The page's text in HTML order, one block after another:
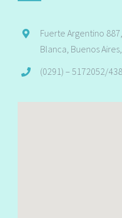
Fuerte Argentino
Blanca, Buenos
(0291) – 5172052/